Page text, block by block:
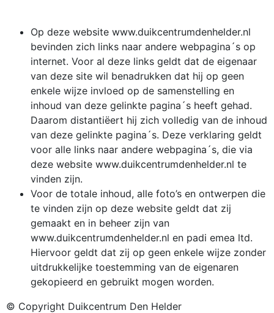
Op deze website www.duikcentrumdenhelder.nl
bevinden zich links naar andere webpagina´s op
internet. Voor al deze links geldt dat de eigenaar
van deze site wil benadrukken dat hij op geen
enkele wijze invloed op de samenstelling en
inhoud van deze gelinkte pagina´s heeft gehad.
Daarom distantiëert hij zich volledig van de inhoud
van deze gelinkte pagina´s. Deze verklaring geldt
voor alle links naar andere webpagina´s, die via
deze website www.duikcentrumdenhelder.nl te
vinden zijn.
Voor de totale inhoud, alle foto’s en ontwerpen die
te vinden zijn op deze website geldt dat zij
gemaakt en in beheer zijn van
www.duikcentrumdenhelder.nl en padi emea ltd.
Hiervoor geldt dat zij op geen enkele wijze zonder
uitdrukkelijke toestemming van de eigenaren
gekopieerd en gebruikt mogen worden.
© Copyright Duikcentrum Den Helder